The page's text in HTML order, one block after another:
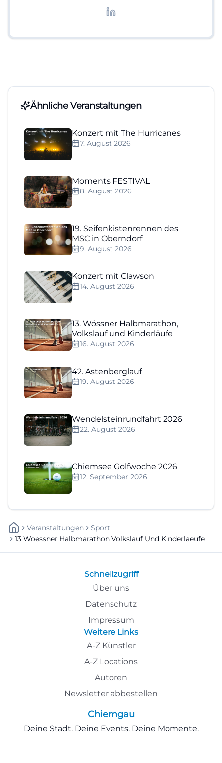
Ähnliche Veranstaltungen
Konzert mit The Hurricanes
7. August 2026
Moments FESTIVAL
8. August 2026
19. Seifenkistenrennen des
MSC in Oberndorf
9. August 2026
Konzert mit Clawson
14. August 2026
13. Wössner Halbmarathon,
Volkslauf und Kinderläufe
16. August 2026
42. Astenberglauf
19. August 2026
Wendelsteinrundfahrt 2026
22. August 2026
Chiemsee Golfwoche 2026
12. September 2026
Veranstaltungen
Sport
13 Woessner Halbmarathon Volkslauf Und Kinderlaeufe
Schnellzugriff
Über uns
Datenschutz
Impressum
Weitere Links
A-Z Künstler
A-Z Locations
Autoren
Newsletter abbestellen
Chiemgau
Deine Stadt. Deine Events. Deine Momente.